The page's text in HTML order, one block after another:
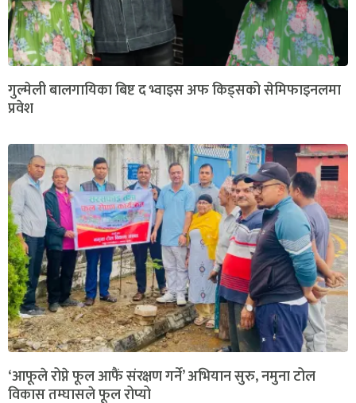
गुल्मेली बालगायिका बिष्ट द भ्वाइस अफ किड्सको सेमिफाइनलमा
प्रवेश
‘आफूले रोप्ने फूल आफैं संरक्षण गर्ने’ अभियान सुरु, नमुना टोल
विकास तम्घासले फूल रोप्यो